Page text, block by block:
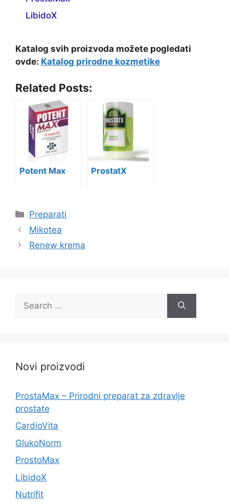
LibidoX
Katalog svih proizvoda možete pogledati
ovde: Katalog prirodne kozmetike
Related Posts:
Potent Max ProstatX
Categories
Preparati
Mikotea
Renew krema
for:
Novi proizvodi
ProstaMax – Prirodni preparat za zdravlje
prostate
CardioVita
GlukoNorm
ProstoMax
LibidoX
Nutrifit